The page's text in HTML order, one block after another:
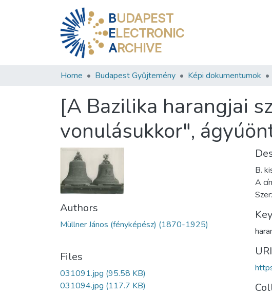
BUDAPEST
ELECTRONIC
ARCHIVE
Home Budapest Gyűjtemény Képi dokumentumok
[A Bazilika harangjai
vonulásukkor",
Authors
Müllner János (fényképész) (1870-1925)
Files
031091.jpg (95.58 KB)
031094.jpg (117.7 KB)
B.
A
URI